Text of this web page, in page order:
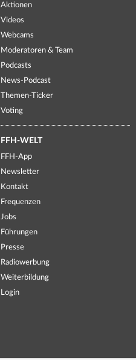
Aktionen
Videos
Webcams
Moderatoren & Team
Podcasts
News-Podcast
Themen-Ticker
Voting
FFH-WELT
FFH-App
Newsletter
Kontakt
Frequenzen
Jobs
Führungen
Presse
Radiowerbung
Weiterbildung
Login